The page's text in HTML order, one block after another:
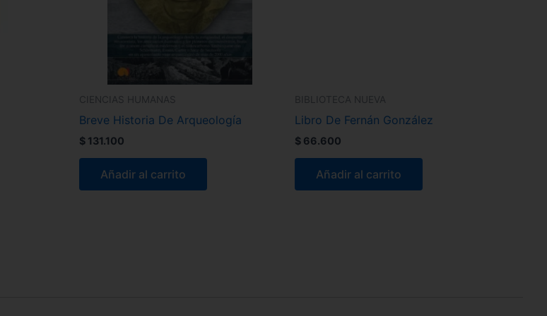
CIENCIAS HUMANAS
Breve Historia De Arqueología
$ 131.100
Añadir al carrito
BIBLIOTECA NUEVA
Libro De Fernán González
$ 66.600
Añadir al carrito